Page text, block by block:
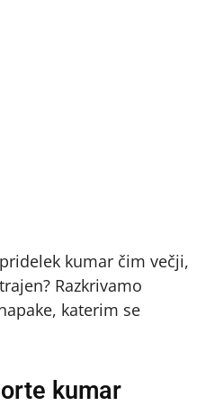
kumar čim večji,
Razkrivamo
katerim se
kumar